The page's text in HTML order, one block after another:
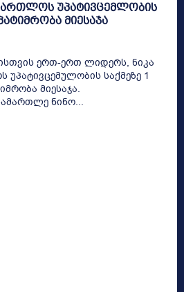
უპატივცემლობის
მიესაჯა
ერთ-ერთ ლიდერს, ნიკა
საქმეზე 1
მიესაჯა.
ნინო...